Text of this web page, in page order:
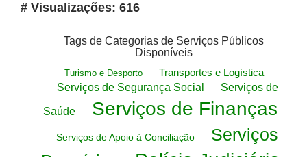
# Visualizações: 616
Tags de Categorias de Serviços Públicos
Disponíveis
Turismo e Desporto
Transportes e Logística
Serviços de Segurança Social
Serviços de
Saúde Serviços de Finanças
Serviços de Apoio à Conciliação
Serviços